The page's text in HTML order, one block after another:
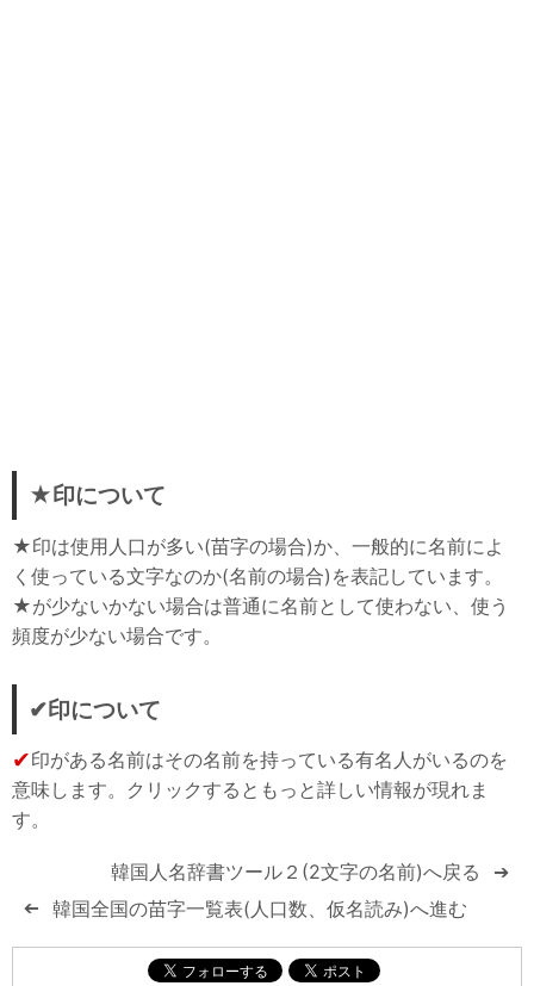
★印について
★印は使用人口が多い(苗字の場合)か、一般的に名前によ
く使っている文字なのか(名前の場合)を表記しています。
★が少ないかない場合は普通に名前として使わない、使う
頻度が少ない場合です。
✔印について
✔印がある名前はその名前を持っている有名人がいるのを
意味します。クリックするともっと詳しい情報が現れま
す。
➔ 韓国全国の苗字一覧表(人口数、仮名読み)へ進む
韓国人名辞書ツール２(2文字の名前)へ戻る ➔